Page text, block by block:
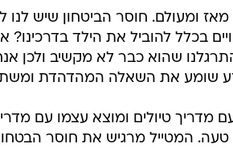
ומעולם. חוסר הביטחון שיש לנו
בכלל להוביל את הילד בדרכינו?
שהוא כבר לא מקשיב ולכן
שומע את השאלה המהדהדת
מדריך טיולים ומוצא עצמו עם
המטייל מרגיש את חוסר